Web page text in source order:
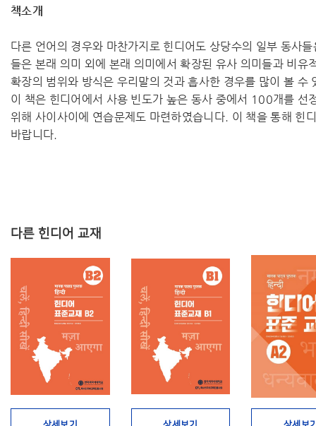
책소개
다른 언어의 경우와 마찬가지로 힌디어도 상당수의 일부 동사
들은 본래 의미 외에 본래 의미에서 확장된 유사 의미들과 비
확장의 범위와 방식은 우리말의 것과 흡사한 경우를 많이 볼 수
이 책은 힌디어에서 사용 빈도가 높은 동사 중에서 100개를
위해 사이사이에 연습문제도 마련하였습니다. 이 책을 통해 힌
바랍니다.
다른 힌디어 교재